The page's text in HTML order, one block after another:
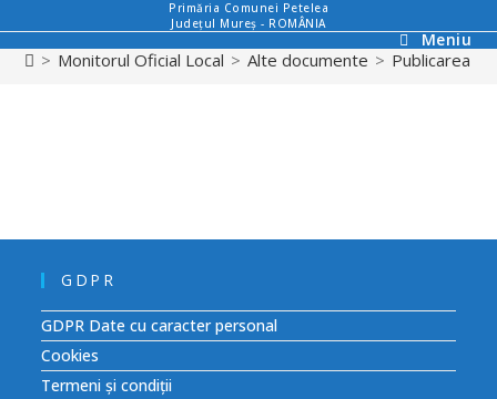
Primăria Comunei Petelea
Județul Mureș - ROMÂNIA
Meniu
> Monitorul Oficial Local > Alte documente > Publicarea
GDPR
GDPR Date cu caracter personal
Cookies
Termeni și condiții